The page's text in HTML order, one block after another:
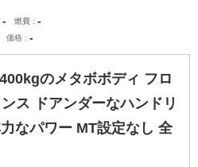
- 燃費 -
価格 -
のメタボボディ フロ
ス ドアンダーなハンドリ
なパワー MT設定なし 全